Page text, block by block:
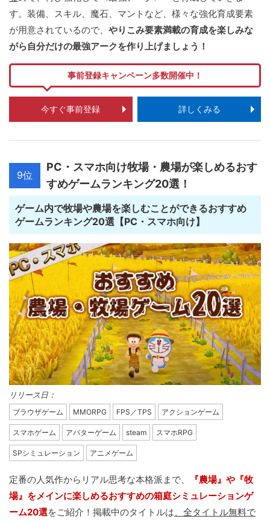
す。装備、スキル、魔石、マントなど、様々な強化育成要素
が用意されているので、 やりこみ要素満載の育成を楽しみな
がら自分だけの最強アークを作り上げましょう！
事前登録キャンペーン多数開催中！
今すぐ事前登録 詳しくみる
9位
PC・スマホ向け牧場・農場が楽しめるおす
すめゲームランキング20選！
ゲーム内で牧場や農場を楽しむことができるおすすめ
ゲームランキング20選【PC・スマホ向け】
リリース日：
ブラウザゲーム MMORPG FPS／TPS アクションゲーム
スマホゲーム アバターゲーム steam スマホRPG
SPシミュレーション アニメゲーム
定番の人気作からリアル思考な本格派まで、
『農場』や『牧
場』をメインに楽しめるおすすめの箱庭シミュレーションゲ
ーム20選をご紹介！掲載中のタイトルは、全タイトル無料で